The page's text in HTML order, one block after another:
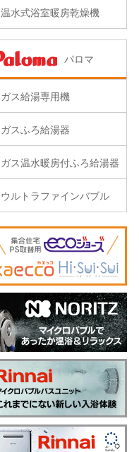
温水式浴室暖房乾燥機
パロマ
ガス給湯専用機
ガスふろ給湯器
ガス温水暖房付ふろ給湯器
ウルトラファインバブル